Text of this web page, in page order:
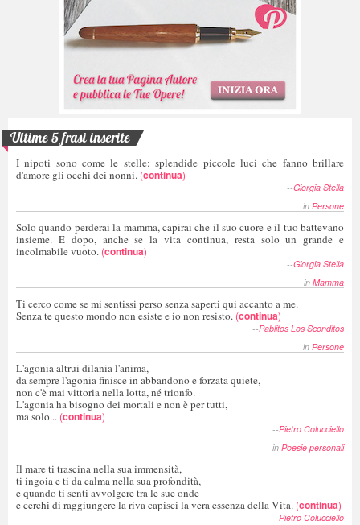
Ultime 5 frasi inserite
I nipoti sono come le stelle: splendide piccole luci che fanno brillare
d'amore gli occhi dei nonni. (continua)
--Giorgia Stella
in Persone
Solo quando perderai la mamma, capirai che il suo cuore e il tuo battevano
insieme. E dopo, anche se la vita continua, resta solo un grande e
incolmabile vuoto. (continua)
--Giorgia Stella
in Mamma
Ti cerco come se mi sentissi perso senza saperti qui accanto a me.
Senza te questo mondo non esiste e io non resisto. (continua)
--Pablitos Los Sconditos
in Persone
L'agonia altrui dilania l'anima,
da sempre l'agonia finisce in abbandono e forzata quiete,
non c'è mai vittoria nella lotta, né trionfo.
L'agonia ha bisogno dei mortali e non è per tutti,
ma solo... (continua)
--Pietro Colucciello
in Poesie personali
Il mare ti trascina nella sua immensità,
ti ingoia e ti da calma nella sua profondità,
e quando ti senti avvolgere tra le sue onde
e cerchi di raggiungere la riva capisci la vera essenza della Vita. (continua)
--Pietro Colucciello